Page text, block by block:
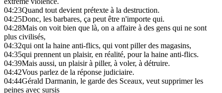
04:23Quand tout devient prétexte à la destruction.
04:25Donc, les barbares, ça peut être n'importe qui.
04:28Mais on voit bien que là, on a affaire à des gens qui ne sont
plus civilisés,
04:32qui ont la haine anti-flics, qui vont piller des magasins,
04:35qui prennent un plaisir, en réalité, pour la haine anti-flics.
04:39Mais aussi, un plaisir à piller, à voler, à détruire.
04:42Vous parlez de la réponse judiciaire.
04:44Gérald Darmanin, le garde des Sceaux, veut supprimer les
peines avec sursis